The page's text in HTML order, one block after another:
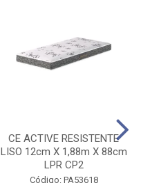
CE ACTIVE RESISTENTE
LISO 12cm X 1,88m X 88cm
LPR CP2
Código: PA53618